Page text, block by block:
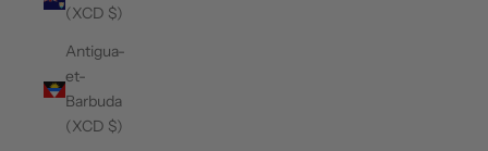
(XCD $)
Antigua-
et-
Barbuda
(XCD $)